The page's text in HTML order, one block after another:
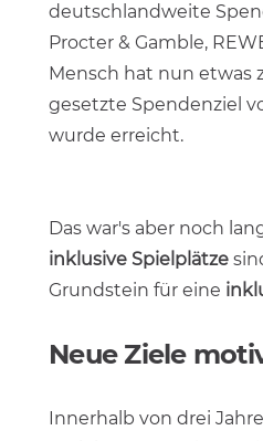
deutschlandweite
Procter & Gamble,
Mensch hat nun etwas
gesetzte Spendenziel
wurde erreicht.
Das war's aber noch
inklusive Spielplätze
Grundstein für eine
Neue Ziele
Innerhalb von drei